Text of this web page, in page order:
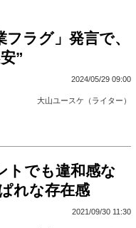
ラグ」発言で、
”
2024/05/29 09:00
大山ユースケ（ライター）
トでも違和感な
れな存在感
2021/09/30 11:30